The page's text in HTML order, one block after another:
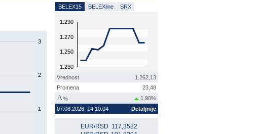
3
2
1
BELEX15 BELEXline SRX
1.230
1.250
1.270
1.290
Vrednost
1.262,13
Promena
23,48
%
1,90%
07.08.2026. 14:10:04
Detaljnije
EUR/RSD 117,3582